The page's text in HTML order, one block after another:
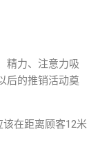
精力、注意力吸
后的推销活动奠
在距离顾客12米